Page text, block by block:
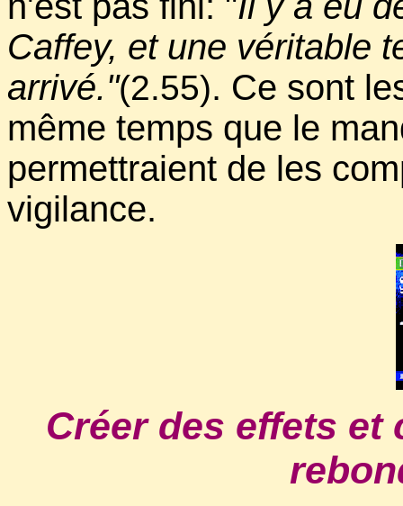
Caffey, et une véritable
arrivé."(2.55). Ce sont
même temps que le
permettraient de les
vigilance.
Créer des effets et